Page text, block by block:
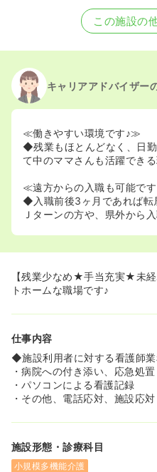
この施設の
キャリアアドバイザー
≪働きやすい環境です♪≫
◆残業もほとんどなく、日
て中のママさんも活躍でき
≪遠方からの入職も可能で
◆入職前後3ヶ月であれば転
Ｊターンの方や、県外から
【残業少なめ★手当充実★未
トホームな職場です♪
仕事内容
◆施設利用者に対する看護師
・病院への付き添い、応急処置
・パソコンによる看護記録
・その他、電話応対、施設応対
施設形態・診療科目
小規模多機能介護